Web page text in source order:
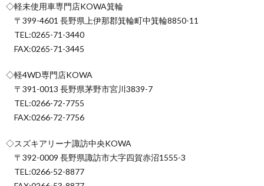
◇軽未使用車専門店KOWA箕輪
〒399-4601 長野県上伊那郡箕輪町中箕輪8850-11
TEL:0265-71-3440
FAX:0265-71-3445
◇軽4WD専門店KOWA
〒391-0013 長野県茅野市宮川3839-7
TEL:0266-72-7755
FAX:0266-72-7756
◇スズキアリーナ諏訪中央KOWA
〒392-0009 長野県諏訪市大字四賀赤沼1555-3
TEL:0266-52-8877